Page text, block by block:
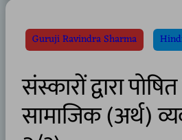
Guruji Ravindra Sharma
संस्कारों द्वारा
सामाजिक (अर्थ)